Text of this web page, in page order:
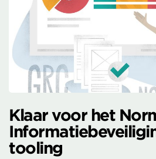
Klaar voor het
tooling